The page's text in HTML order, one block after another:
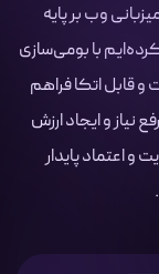
وب بر پایه
با بومی‌سازی
و قابل اتکا فراهم
نیاز و ایجاد ارزش
و اعتماد پایدار